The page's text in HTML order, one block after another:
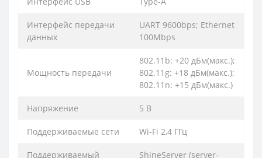
Интерфейс передачи
данных
UART 9600bps; Ethernet
100Mbps
Мощность передачи
802.11b: +20 дБм(макс.);
802.11g: +18 дБм(макс.);
802.11n: +15 дБм(макс.)
Напряжение 5 В
Поддерживаемые сети Wi-Fi 2,4 ГГц
Поддерживаемый
ShineServer (server-